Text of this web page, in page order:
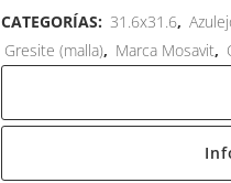
CATEGORÍAS: 31.6x31.6,
Gresite (malla), Marca Mosavit,